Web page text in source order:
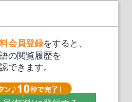
会員登録をすると、
の閲覧履歴を
できます。